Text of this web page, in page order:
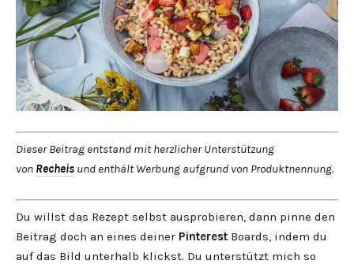
Dieser Beitrag entstand mit herzlicher Unterstützung
von Recheis und enthält Werbung aufgrund von Produktnennung.
Du willst das Rezept selbst ausprobieren, dann pinne den
Beitrag doch an eines deiner Pinterest Boards, indem du
auf das Bild unterhalb klickst. Du unterstützt mich so